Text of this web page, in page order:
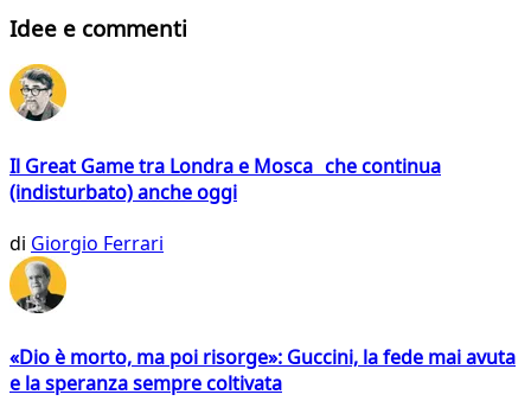
Idee e commenti
Il Great Game tra Londra e Mosca che continua
(indisturbato) anche oggi
di Giorgio Ferrari
«Dio è morto, ma poi risorge»: Guccini, la fede mai avuta
e la speranza sempre coltivata